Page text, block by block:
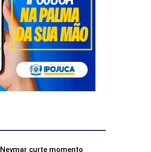
Neymar curte momento